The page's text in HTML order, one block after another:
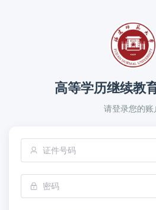
高等学历继续教
请登录您的账